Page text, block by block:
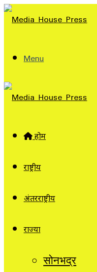
Menu
होम
राष्ट्रीय
अंतरराष्ट्रीय
राज्यों
सोनभद्र